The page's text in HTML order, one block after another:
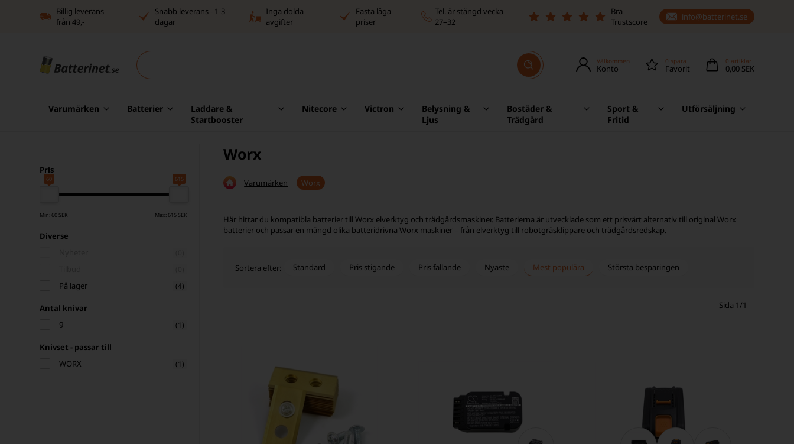
Billig leverans
från 49,-
Snabb leverans - 1-3
dagar
Inga dolda
avgifter
Fasta låga
priser
Tel. är stängd vecka
27–32
Bra
Trustscore
info@batterinet.se
Välkommen
Konto
0 spara
Favorit
0 artiklar
0,00 SEK
Varumärken Batterier
Laddare &
Startbooster
Nitecore Victron
Belysning &
Ljus
Bostäder &
Trädgård
Sport &
Fritid
Utförsäljning
Pris
60 615
Min: 60 SEK Max: 615 SEK
Diverse
På lager (4)
Antal knivar
9
(1)
Knivset - passar till
WORX
(1)
Worx
Varumärken Worx
Här hittar du kompatibla batterier till Worx elverktyg och trädgårdsmaskiner. Batterierna är utvecklade som ett prisvärt alternativ till original Worx
batterier och passar en mängd olika batteridrivna Worx maskiner – från elverktyg till robotgräsklippare och trädgårdsredskap.
Sortera efter: Standard Pris stigande Pris fallande Nyaste Mest populära Största besparingen
Sida 1/1